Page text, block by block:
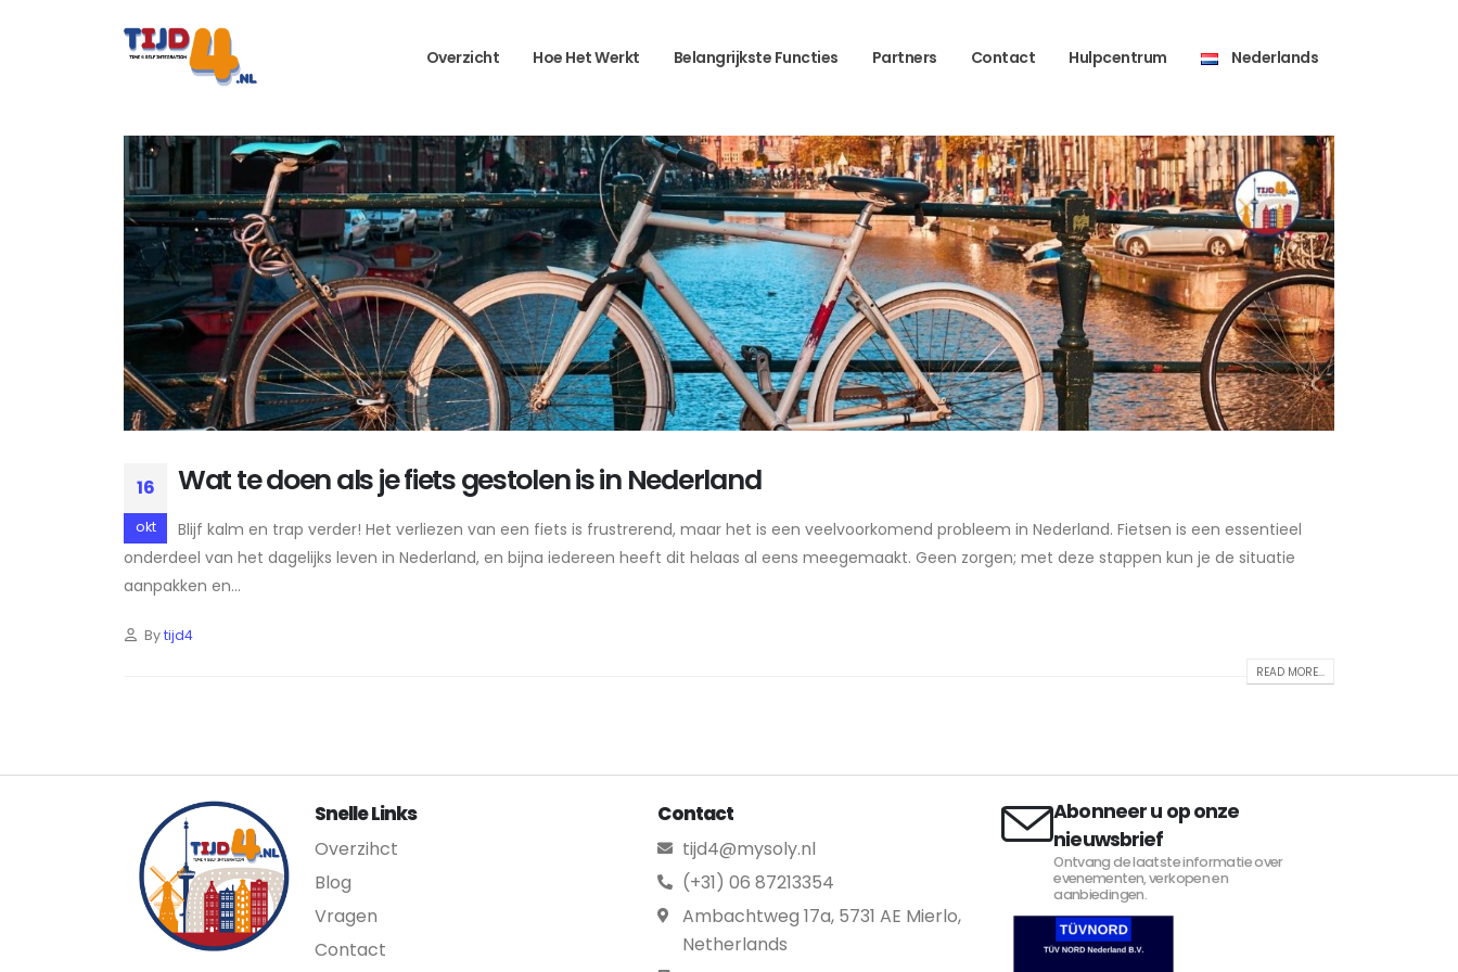
Overzicht Hoe Het Werkt Belangrijkste Functies Partners Contact Hulpcentrum Nederlands
16
okt
Wat te doen als je fiets gestolen is in Nederland
Blijf kalm en trap verder! Het verliezen van een fiets is frustrerend, maar het is een veelvoorkomend probleem in Nederland. Fietsen is een essentieel
onderdeel van het dagelijks leven in Nederland, en bijna iedereen heeft dit helaas al eens meegemaakt. Geen zorgen; met deze stappen kun je de situatie
aanpakken en...
Bytijd4
READ MORE...
Snelle Links
Overzihct
Blog
Vragen
Contact
Contact
tijd4@mysoly.nl
(+31) 06 87213354
Ambachtweg 17a, 5731 AE Mierlo,
Netherlands
Abonneer u op onze
nieuwsbrief
Ontvang de laatste informatie over
evenementen, verkopen en
aanbiedingen.